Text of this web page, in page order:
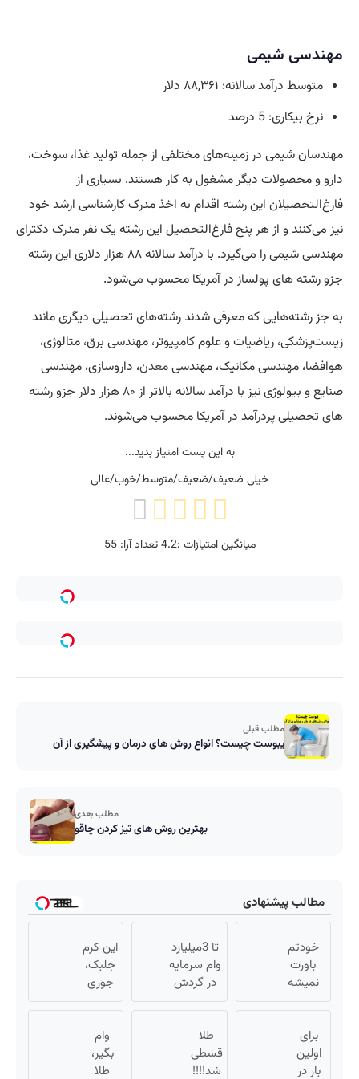
مهندسی شیمی
متوسط درآمد سالانه: ۸۸,۳۶۱ دلار
نرخ بیکاری: 5 درصد
مهندسان شیمی در زمینه‌های مختلفی از جمله تولید غذا، سوخت،
دارو و محصولات دیگر مشغول به کار هستند. بسیاری از
فارغ‌التحصیلان این رشته اقدام به اخذ مدرک کارشناسی ارشد خود
نیز می‌کنند و از هر پنج فارغ‌ا‌لتحصیل این رشته یک نفر مدرک دکترای
مهندسی شیمی را می‌گیرد. با درآمد سالانه ۸۸ هزار دلاری این رشته
جزو رشته های پولساز در آمریکا محسوب می‌شود.
به جز رشته‌هایی که معرفی شدند رشته‌های تحصیلی دیگری مانند
زیست‌پزشکی، ریاضیات و علوم کامپیوتر، مهندسی برق، متالوژی،
هوافضا، مهندسی مکانیک، مهندسیمعدن، داروسازی، مهندسی
صنایع و بیولوژی نیز با درآمد سالانه بالاتر از ۸۰ هزار دلار جزو رشته
های تحصیلی پردرآمد در آمریکا محسوب می‌شوند.
به این پست امتیاز بدید...
خیلی ضعیف/ضعیف/متوسط/خوب/عالی
میانگین امتیازات :4.2تعداد آرا:55
مطلب قبلی
یبوست چیست؟ انواع روش های درمان و پیشگیری از آن
مطلب بعدی
بهترین روش های تیز کردن چاقو
مطالب پیشنهادی
خودتم
باورت
نمیشه
چقدر
شدی!
خرید
جوانساز
تا 3میلیارد
وام سرمایه
در گردش
فروشندگان
فروشگاهت
رو ثبت کن
این کرم
جلبک،
جوری
چروکاتو
میکنه
که انگار
بوتاکس
برای
اولین
بار در
طلا
قسطی
شد!!!!
وام
بگیر،
طلا